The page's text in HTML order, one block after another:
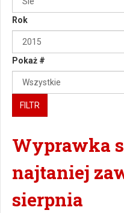
Rok
Pokaż #
FILTR
Wyprawka
najtaniej
sierpnia